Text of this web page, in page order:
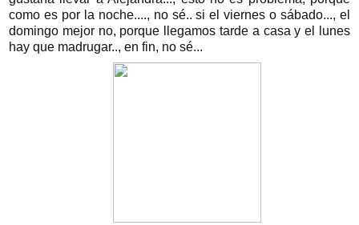
como es por la noche...., no sé.. si el viernes o sábado..., el
domingo mejor no, porque llegamos tarde a casa y el lunes
hay que madrugar.., en fin, no sé...